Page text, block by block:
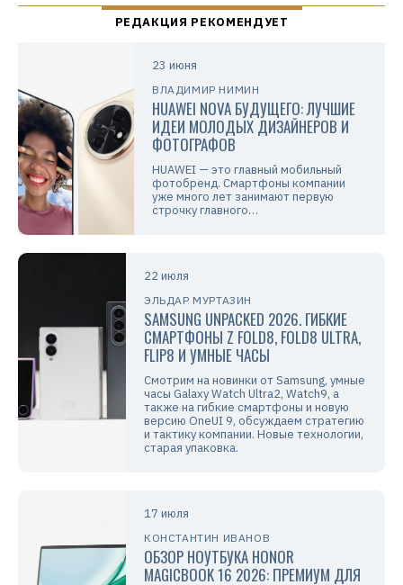
23 июня
ВЛАДИМИР НИМИН
HUAWEI NOVA БУДУЩЕГО: ЛУЧШИЕ
ИДЕИ МОЛОДЫХ ДИЗАЙНЕРОВ И
ФОТОГРАФОВ
HUAWEI — это главный мобильный
фотобренд. Смартфоны компании
уже много лет занимают первую
строчку главного…
22 июля
ЭЛЬДАР МУРТАЗИН
SAMSUNG UNPACKED 2026. ГИБКИЕ
СМАРТФОНЫ Z FOLD8, FOLD8 ULTRA,
FLIP8 И УМНЫЕ ЧАСЫ
Смотрим на новинки от Samsung, умные
часы Galaxy Watch Ultra2, Watch9, а
также на гибкие смартфоны и новую
версию OneUI 9, обсуждаем стратегию
и тактику компании. Новые технологии,
старая упаковка.
17 июля
КОНСТАНТИН ИВАНОВ
ОБЗОР НОУТБУКА HONOR
MAGICBOOK 16 2026: ПРЕМИУМ ДЛЯ